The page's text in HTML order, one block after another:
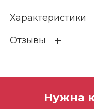
Характеристики
Бренд
Отзывы
Нужна